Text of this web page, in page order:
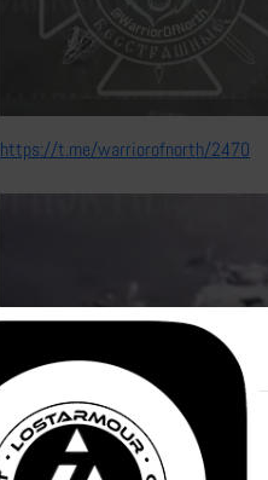
https://t.me/warriorofnorth/2470